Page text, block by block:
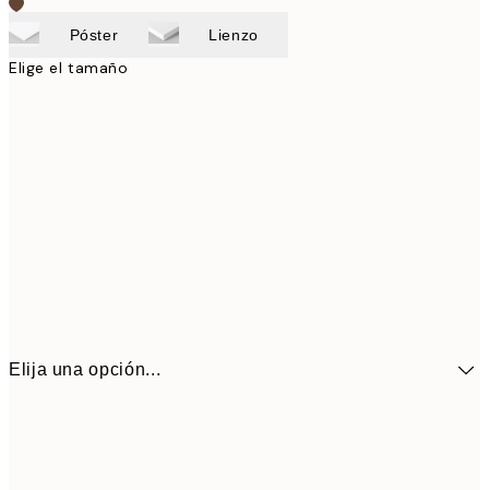
Póster Lienzo
Elige el tamaño
Elija una opción...